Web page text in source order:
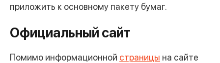
приложить к основному пакету бумаг.
Официальный сайт
Помимо информационной страницы на сайте